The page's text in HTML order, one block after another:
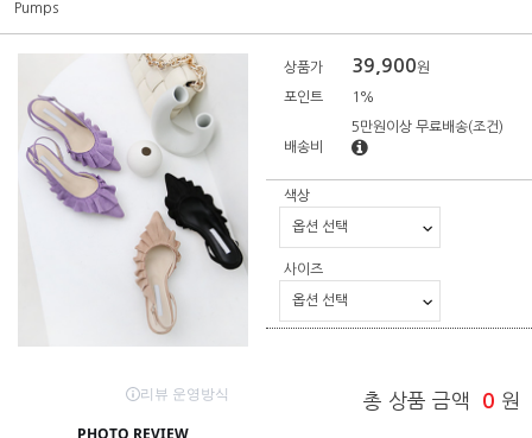
Pumps
상품가 39,900원
포인트 1%
배송비
5만원이상 무료배송(조건)
색상
사이즈
총 상품 금액 0 원